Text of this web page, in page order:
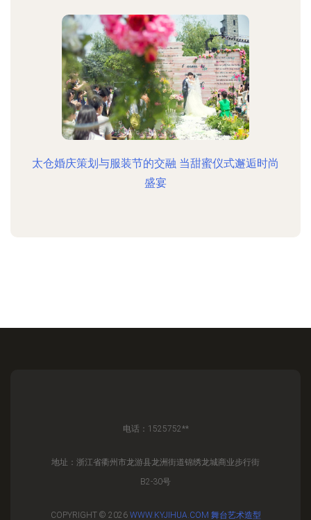
太仓婚庆策划与服装节的交融 当甜蜜仪式邂逅时尚
盛宴
电话：1525752**
地址：浙江省衢州市龙游县龙洲街道锦绣龙城商业步行街
B2-30号
COPYRIGHT © 2026 WWW.KYJIHUA.COM 舞台艺术造型